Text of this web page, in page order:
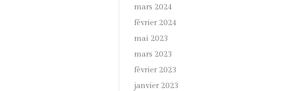
mars 2024
février 2024
mai 2023
mars 2023
février 2023
janvier 2023